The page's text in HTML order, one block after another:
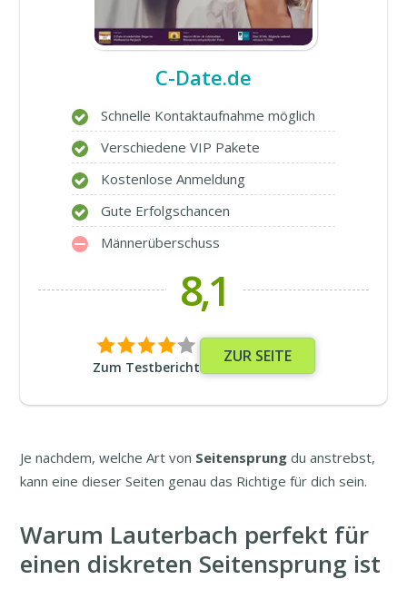
C-Date.de
Schnelle Kontaktaufnahme möglich
Verschiedene VIP Pakete
Kostenlose Anmeldung
Gute Erfolgschancen
Männerüberschuss
8,1
Zum Testbericht
ZUR SEITE
Je nachdem, welche Art von Seitensprung du anstrebst,
kann eine dieser Seiten genau das Richtige für dich sein.
Warum Lauterbach perfekt für
einen diskreten Seitensprung ist